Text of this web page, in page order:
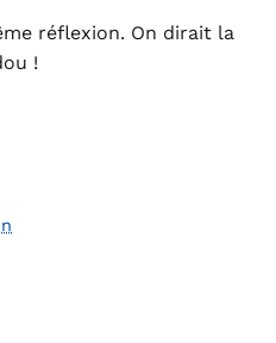
réflexion. On dirait la
!